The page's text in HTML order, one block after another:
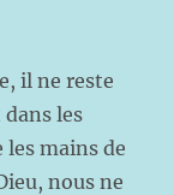
il ne reste
les
mains de
nous ne